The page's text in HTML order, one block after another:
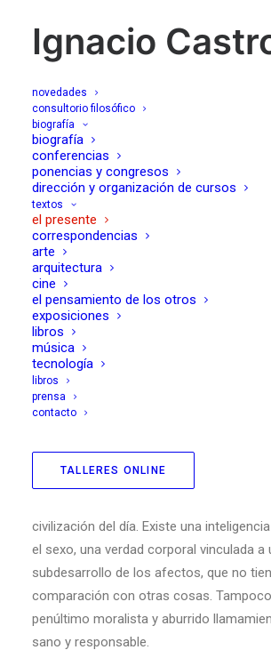
Ignacio
novedades
consultorio filosófico
biografía
biografía
conferencias
ponencias y congresos
dirección y organización de cursos
textos
el presente
correspondencias
arte
arquitectura
cine
el pensamiento de los otros
exposiciones
libros
música
tecnología
libros
prensa
contacto
TALLERES ONLINE
Sexo en agosto
30/08/2021
¿Quién habló de frío en el rostro? A pesar
ladeserotización
cansina presión política, a pesar de los
frecuencia banales- vertidos sobre la
se puede decir que esté a la altura de los
camas, apartar de una patada los
civilización del día. Existe una
el sexo, una verdad corporal vinculada a
subdesarrollo de los afectos, que no
comparación con otras cosas.
penúltimo moralista y aburrido
sano y responsable.